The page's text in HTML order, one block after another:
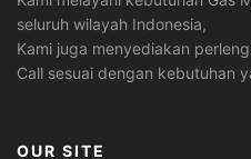
seluruh wilayah Indonesia,
Kami juga menyediakan
Call sesuai dengan kebutuhan
OUR SITE